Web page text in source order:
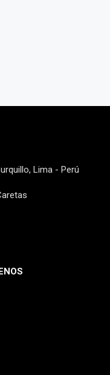
Lima - Perú